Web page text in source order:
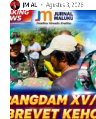
JM AL Agustus 3, 2026